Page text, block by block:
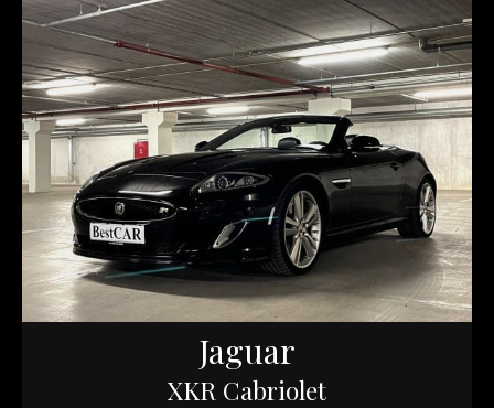
Jaguar
XKR Cabriolet